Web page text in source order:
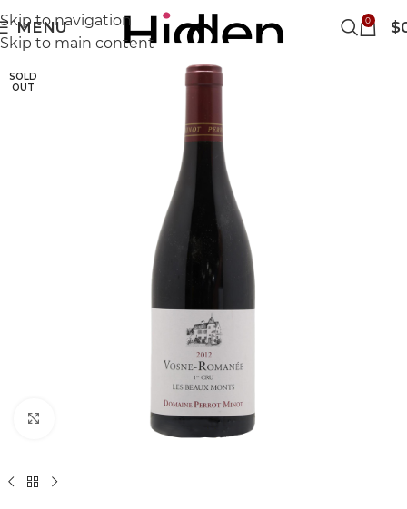
Skip to navigation
Skip to main content
MENU 0 $
SOLD
OUT
Click to enlarge